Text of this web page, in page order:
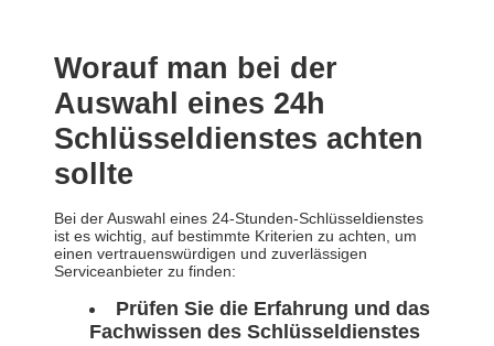
Worauf man bei der
Auswahl eines 24h
Schlüsseldienstes achten
sollte
Bei der Auswahl eines 24-Stunden-Schlüsseldienstes
ist es wichtig, auf bestimmte Kriterien zu achten, um
einen vertrauenswürdigen und zuverlässigen
Serviceanbieter zu finden:
Prüfen Sie die Erfahrung und das
Fachwissen des Schlüsseldienstes